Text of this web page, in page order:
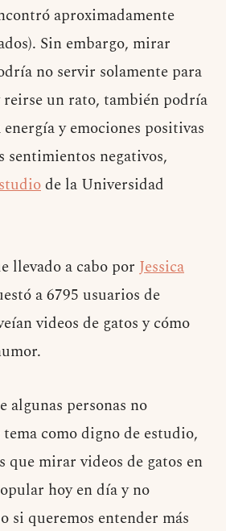
aproximadamente
Sin embargo, mirar
no servir solamente para
un rato, también podría
y emociones positivas
sentimientos negativos,
de la Universidad
llevado a cabo por Jessica
a 6795 usuarios de
videos de gatos y cómo
algunas personas no
como digno de estudio,
que mirar videos de gatos en
hoy en día y no
si queremos entender más